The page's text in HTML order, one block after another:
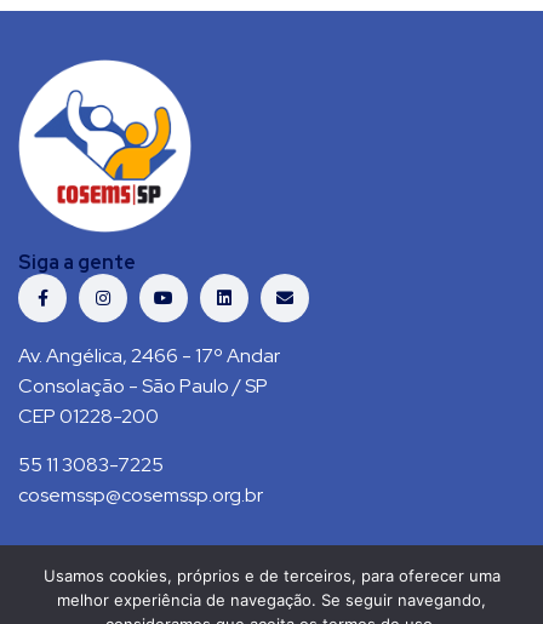
Siga a gente
Av. Angélica, 2466 - 17º Andar
Consolação - São Paulo / SP
CEP 01228-200
55 11 3083-7225
cosemssp@cosemssp.org.br
Política de Privacidade Contato
Usamos cookies, próprios e de terceiros, para oferecer uma
melhor experiência de navegação. Se seguir navegando,